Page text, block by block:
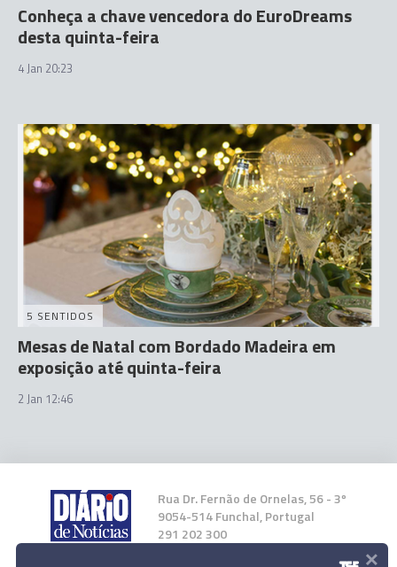
Conheça a chave vencedora do EuroDreams
desta quinta-feira
4 Jan 20:23
5 SENTIDOS
Mesas de Natal com Bordado Madeira em
exposição até quinta-feira
2 Jan 12:46
Rua Dr. Fernão de Ornelas, 56 - 3º
9054-514 Funchal, Portugal
291 202 300
×